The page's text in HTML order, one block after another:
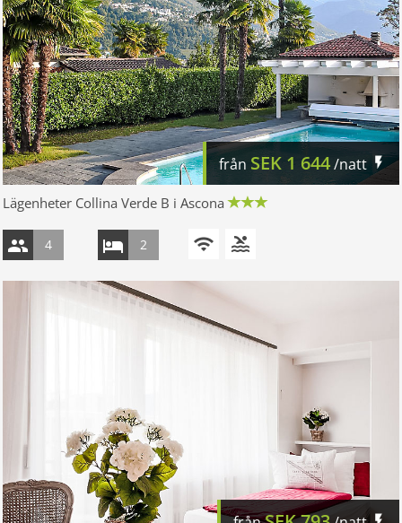
från SEK 1 644/natt
Lägenheter Collina Verde B i Ascona
4 2